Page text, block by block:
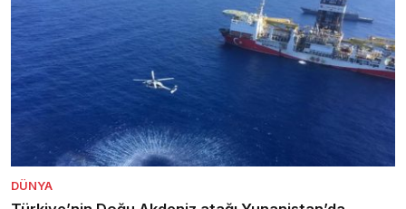
DÜNYA